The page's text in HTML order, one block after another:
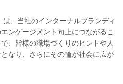
は、当社のインターナルブランディ
ンゲージメント向上につながるこ
、皆様の職場づくりのヒントや人
なり、さらにその輪が社会に広が